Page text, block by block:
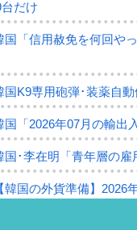
だけ
国「信用赦免を何回や
国K9専用砲弾･装薬自
国「2026年07月の輸出
国･李在明「青年層の
【韓国の外貨準備】2026